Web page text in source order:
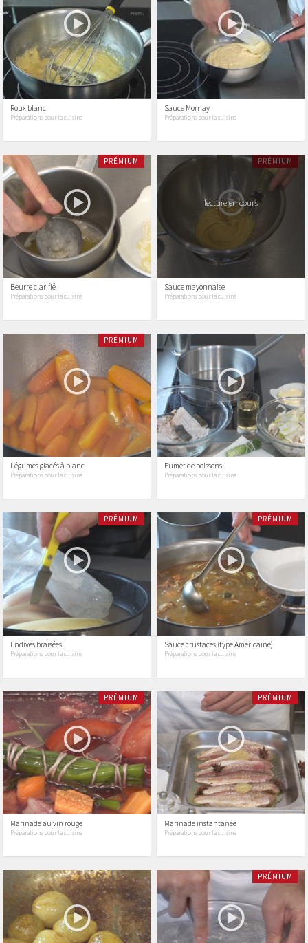
Roux blanc
Préparations pour la cuisine
Sauce Mornay
Préparations pour la cuisine
PRÉMIUM
Beurre clarifié
Préparations pour la cuisine
PRÉMIUM
Sauce mayonnaise
Préparations pour la cuisine
lecture en cours
PRÉMIUM
Légumes glacés à blanc
Préparations pour la cuisine
Fumet de poissons
Préparations pour la cuisine
PRÉMIUM
Endives braisées
Préparations pour la cuisine
PRÉMIUM
Sauce crustacés (type Américaine)
Préparations pour la cuisine
PRÉMIUM
Marinade au vin rouge
Préparations pour la cuisine
PRÉMIUM
Marinade instantanée
Préparations pour la cuisine
PRÉMIUM